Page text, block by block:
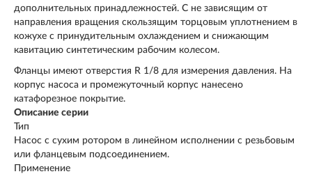
дополнительных принадлежностей. С не зависящим от
направления вращения скользящим торцовым уплотнением в
кожухе с принудительным охлаждением и снижающим
кавитацию синтетическим рабочим колесом.
Фланцы имеют отверстия R 1/8 для измерения давления. На
корпус насоса и промежуточный корпус нанесено
катафорезное покрытие.
Описание серии
Тип
Насос с сухим ротором в линейном исполнении с резьбовым
или фланцевым подсоединением.
Применение